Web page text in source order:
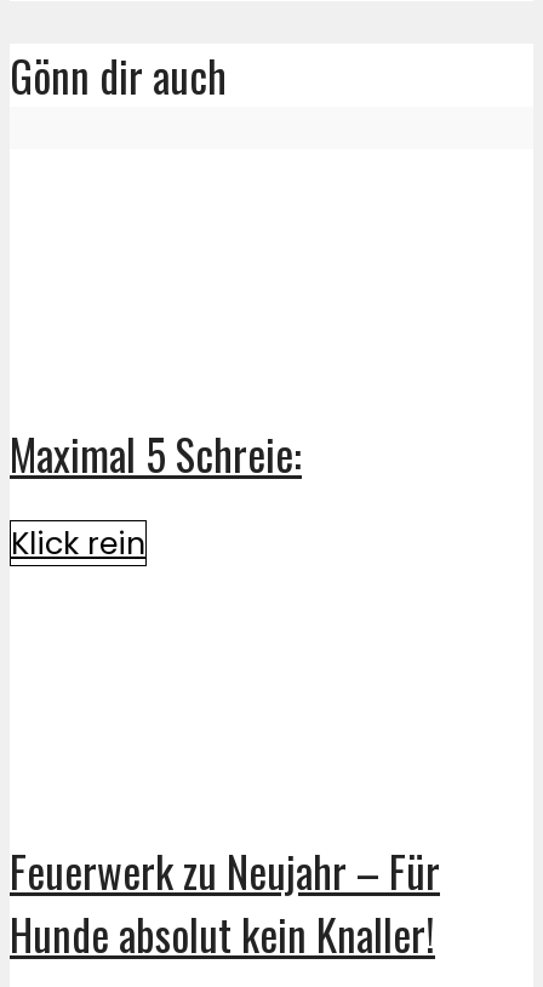
Gönn dir auch
Maximal 5 Schreie:
Klick rein
Feuerwerk zu Neujahr – Für
Hunde absolut kein Knaller!